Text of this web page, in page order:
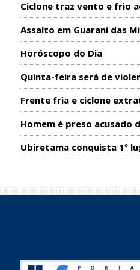
Ciclone traz vento e frio
Assalto em Guarani das
Horóscopo do Dia
Quinta-feira será de
Frente fria e ciclone
Homem é preso acusado
Ubiretama conquista 1º